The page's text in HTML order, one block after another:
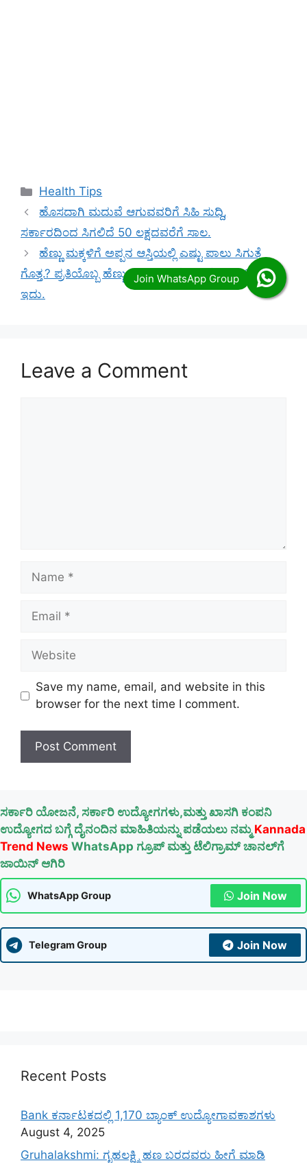
Categories
Health Tips
ಹೊಸದಾಗಿ ಮದುವೆ ಆಗುವವರಿಗೆ ಸಿಹಿ ಸುದ್ದಿ,
ಸರ್ಕಾರದಿಂದ ಸಿಗಲಿದೆ 50 ಲಕ್ಷದವರೆಗೆ ಸಾಲ.
ಹೆಣ್ಣು ಮಕ್ಕಳಿಗೆ ಅಪ್ಪನ ಆಸ್ತಿಯಲ್ಲಿ ಎಷ್ಟು ಪಾಲು ಸಿಗುತ್ತೆ
ಗೊತ್ತ.? ಪ್ರತಿಯೊಬ್ಬ ಹೆಣ್ಣು ಮಗಳಿಗೂ ಗೊತ್ತಿರಬೇಕಾದ ವಿಚಾರ
ಇದು.
Leave a Comment
Name
Email
Website
Save my name, email, and website in this
browser for the next time I comment.
ಸರ್ಕಾರಿ ಯೋಜನೆ, ಸರ್ಕಾರಿ ಉದ್ಯೋಗಗಳು,ಮತ್ತು ಖಾಸಗಿ ಕಂಪನಿ
ಉದ್ಯೋಗದ ಬಗ್ಗೆ ದೈನಂದಿನ ಮಾಹಿತಿಯನ್ನು ಪಡೆಯಲು ನಮ್ಮ Kannada
Trend News WhatsApp ಗ್ರೂಪ್ ಮತ್ತು ಟೆಲಿಗ್ರಾಮ್ ಚಾನಲ್‌ಗೆ
ಜಾಯಿನ್ ಆಗಿರಿ
WhatsApp Group Join Now
Telegram Group Join Now
Recent Posts
Bank ಕರ್ನಾಟಕದಲ್ಲಿ 1,170 ಬ್ಯಾಂಕ್ ಉದ್ಯೋಗಾವಕಾಶಗಳು
August 4, 2025
Gruhalakshmi: ಗೃಹಲಕ್ಷ್ಮಿ ಹಣ ಬರದವರು ಹೀಗೆ ಮಾಡಿ